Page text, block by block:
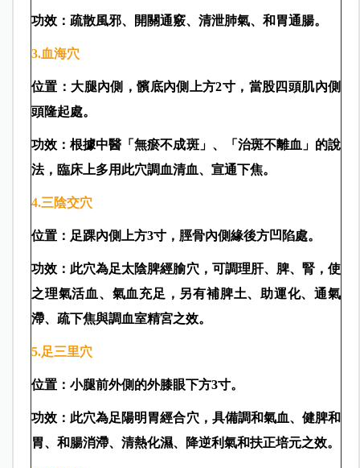
功效：疏散風邪、開關通竅、清泄肺氣、和胃通腸。
3.血海穴
位置：大腿內側，髕底內側上方2寸，當股四頭肌內側
頭隆起處。
功效：根據中醫「無瘀不成斑」、「治斑不離血」的說
法，臨床上多用此穴調血清血、宣通下焦。
4.三陰交穴
位置：足踝內側上方3寸，脛骨內側緣後方凹陷處。
功效：此穴為足太陰脾經腧穴，可調理肝、脾、腎，使
之理氣活血、氣血充足，另有補脾土、助運化、通氣
滯、疏下焦與調血室精宮之效。
5.足三里穴
位置：小腿前外側的外膝眼下方3寸。
功效：此穴為足陽明胃經合穴，具備調和氣血、健脾和
胃、和腸消滯、清熱化濕、降逆利氣和扶正培元之效。